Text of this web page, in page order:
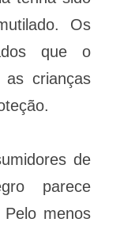
Os
que o
as crianças
de
parece
Pelo menos